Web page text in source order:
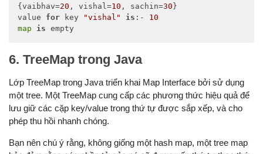
    {
if (map.isEmpty()) {
else {
        }
    }
}
{vaibhav=20 , vishal=10 , sachin=30 }
value for key "vishal" is :- 10
map
is empty
6. TreeMap trong Java
Lớp TreeMap trong Java triển khai Map Interface bởi sử dụng
một tree. Một TreeMap cung cấp các phương thức hiệu quả để
lưu giữ các cặp key/value trong thứ tự được sắp xếp, và cho
phép thu hồi nhanh chóng.
Bạn nên chú ý rằng, không giống một hash map, một tree map